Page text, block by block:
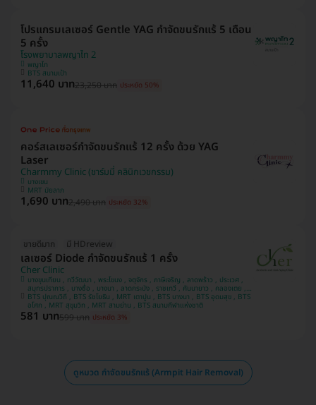
โปรแกรมเลเซอร์ Gentle YAG กำจัดขนรักแร้ 5 เดือน
5 ครั้ง
โรงพยาบาลพญาไท 2
พญาไท
BTS สนามเป้า
11,640 บาท23,250 บาท ประหยัด 50%
คอร์สเลเซอร์กำจัดขนรักแร้ 12 ครั้ง ด้วย YAG
Laser
Charmmy Clinic (ชาร์มมี่ คลินิกเวชกรรม)
บางเขน
MRT มัยลาภ
1,690 บาท2,490 บาท ประหยัด 32%
ขายดีมาก มี HDreview
เลเซอร์ Diode กำจัดขนรักแร้ 1 ครั้ง
Cher Clinic
บางขุนเทียน , ทวีวัฒนา , พระโขนง , จตุจักร , ภาษีเจริญ , ลาดพร้าว , ประเวศ ,
สมุทรปราการ , บางซื่อ , บางนา , ลาดกระบัง , ราชเทวี , คันนายาว , คลองเตย ,
บางแค , ปทุมวัน
BTS ปุณณวิถี , BTS รัชโยธิน , MRT เตาปูน , BTS บางนา , BTS อุดมสุข , BTS
อโศก , MRT สุขุมวิท , MRT สามย่าน , BTS สนามกีฬาแห่งชาติ
581 บาท599 บาท ประหยัด 3%
ดูหมวด กำจัดขนรักแร้ (Armpit Hair Removal)